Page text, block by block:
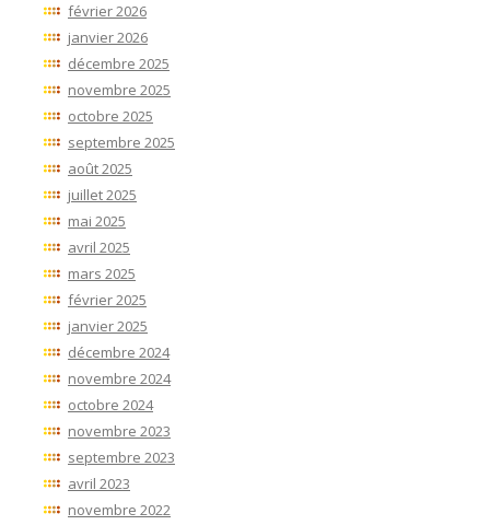
février 2026
janvier 2026
décembre 2025
novembre 2025
octobre 2025
septembre 2025
août 2025
juillet 2025
mai 2025
avril 2025
mars 2025
février 2025
janvier 2025
décembre 2024
novembre 2024
octobre 2024
novembre 2023
septembre 2023
avril 2023
novembre 2022